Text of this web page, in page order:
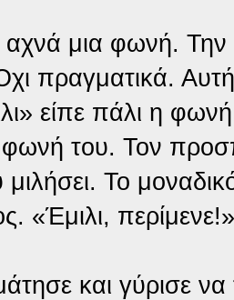
αχνά μια φωνή.
πραγματικά.
είπε πάλι η
φωνή του. Τον
μιλήσει. Το
«Έμιλι,
και γύρισε να